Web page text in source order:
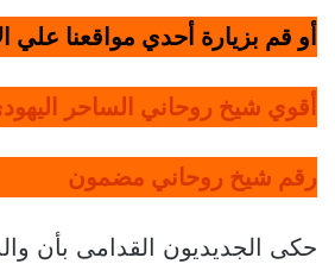
أو قم بزيارة أحدي مواقعنا علي
أقوي شيخ روحاني الساحر
رقم شيخ روحاني مضمون
حكى الجديديون القدامى بأن